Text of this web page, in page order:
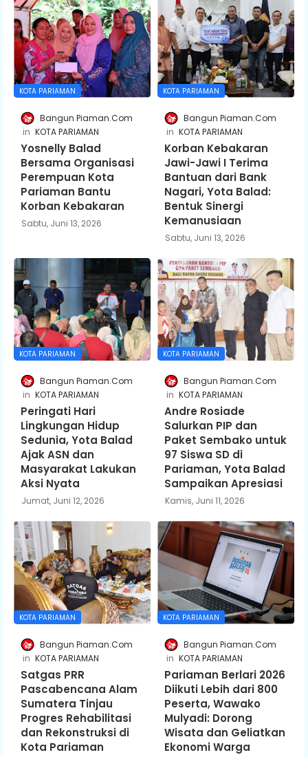
KOTA PARIAMAN
Bangun Piaman.Com
KOTA PARIAMAN
Yosnelly Balad
Bersama Organisasi
Perempuan Kota
Pariaman Bantu
Korban Kebakaran
Sabtu, Juni 13, 2026
KOTA PARIAMAN
Bangun Piaman.Com
KOTA PARIAMAN
Korban Kebakaran
Jawi-Jawi I Terima
Bantuan dari Bank
Nagari, Yota Balad:
Bentuk Sinergi
Kemanusiaan
Sabtu, Juni 13, 2026
KOTA PARIAMAN
Bangun Piaman.Com
KOTA PARIAMAN
Peringati Hari
Lingkungan Hidup
Sedunia, Yota Balad
Ajak ASN dan
Masyarakat Lakukan
Aksi Nyata
Jumat, Juni 12, 2026
KOTA PARIAMAN
Bangun Piaman.Com
KOTA PARIAMAN
Andre Rosiade
Salurkan PIP dan
Paket Sembako untuk
97 Siswa SD di
Pariaman, Yota Balad
Sampaikan Apresiasi
Kamis, Juni 11, 2026
KOTA PARIAMAN
Bangun Piaman.Com
KOTA PARIAMAN
Satgas PRR
Pascabencana Alam
Sumatera Tinjau
Progres Rehabilitasi
dan Rekonstruksi di
Kota Pariaman
KOTA PARIAMAN
Bangun Piaman.Com
KOTA PARIAMAN
Pariaman Berlari 2026
Diikuti Lebih dari 800
Peserta, Wawako
Mulyadi: Dorong
Wisata dan Geliatkan
Ekonomi Warga